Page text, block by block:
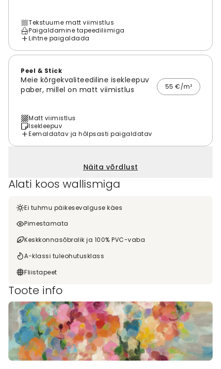
Tekstuurne matt viimistlus
Paigaldamine tapeediliimiga
Lihtne paigaldada
Peel & Stick
Meie kõrgekvaliteediline isekleepuv
paber, millel on matt viimistlus
55 €/m²
Matt viimistlus
Isekleepuv
Eemaldatav ja hõlpsasti paigaldatav
Näita võrdlust
Alati koos wallismiga
Ei tuhmu päikesevalguse käes
Pimestamata
Keskkonnasõbralik ja 100% PVC-vaba
A-klassi tuleohutusklass
Fliistapeet
Toote info